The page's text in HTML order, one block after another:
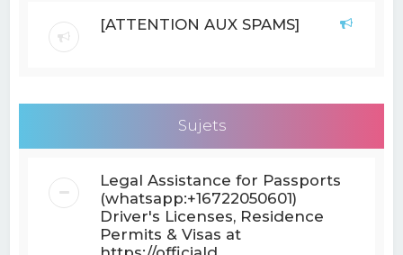
[ATTENTION AUX SPAMS]
Sujets
Legal Assistance for Passports
(whatsapp:+16722050601)
Driver's Licenses, Residence
Permits & Visas at